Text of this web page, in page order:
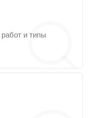
и типы